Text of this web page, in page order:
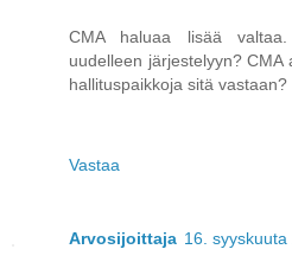
CMA haluaa lisää
uudelleen järjestelyyn?
hallituspaikkoja sitä vastaan?
Vastaa
Arvosijoittaja 16.